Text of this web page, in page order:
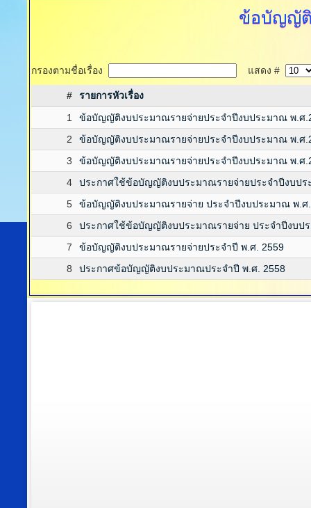
ข้อบัญญั
กรองตามชื่อเรื่อง แสดง #
#
รายการหัวเรื่อง
1
ข้อบัญญัติงบประมาณรายจ่ายประจำปีงบประมาณ พ.ศ
2
ข้อบัญญัติงบประมาณรายจ่ายประจำปีงบประมาณ พ.ศ
3
ข้อบัญญัติงบประมาณรายจ่ายประจำปีงบประมาณ พ.ศ
4
ประกาศใช้ข้อบัญญัติงบประมาณรายจ่ายประจำปีงบปร
5
ข้อบัญญัติงบประมาณรายจ่าย ประจำปีงบประมาณ พ.ศ
6
ประกาศใช้ข้อบัญญัติงบประมาณรายจ่าย ประจำปีงบป
7
ข้อบัญญัติงบประมาณรายจ่ายประจำปี พ.ศ. 2559
8
ประกาศข้อบัญญัติงบประมาณประจำปี พ.ศ. 2558